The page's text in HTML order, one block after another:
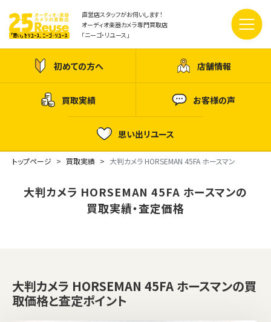
直営店スタッフがお伺いします！
オーディオ楽器カメラ専門買取店
「ニーゴ・リユース」
初めての方へ 店舗情報
買取実績 お客様の声
思い出リユース
トップページ 買取実績 大判カメラ HORSEMAN 45FA ホースマン
大判カメラ HORSEMAN 45FA ホースマンの
買取実績・査定価格
大判カメラ HORSEMAN 45FA ホースマンの買
取価格と査定ポイント